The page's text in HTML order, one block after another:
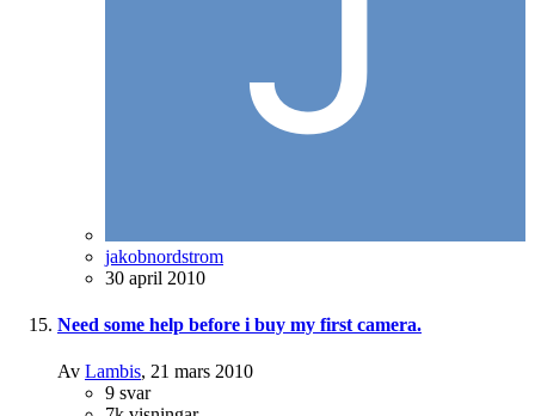
jakobnordstrom
30 april 2010
Need some help before i buy my first camera.
Av Lambis, 21 mars 2010
9 svar